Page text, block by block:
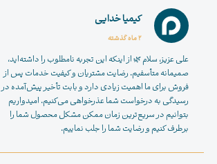
کیمیا خدایی
2 ماه گذشته
علی عزیز، سلام 🌿 از اینکه این تجربه نامطلوب را داشته‌اید،
صمیمانه متأسفیم. رضایت مشتریان و کیفیت خدمات پس از
فروش برای ما اهمیت زیادی دارد و بابت تأخیر پیش‌آمده در
رسیدگی به درخواست شما عذرخواهی می‌کنیم. امیدواریم
بتوانیم در سریع‌ترین زمان ممکن مشکل محصول شما را
برطرف کنیم و رضایت شما را جلب نماییم.